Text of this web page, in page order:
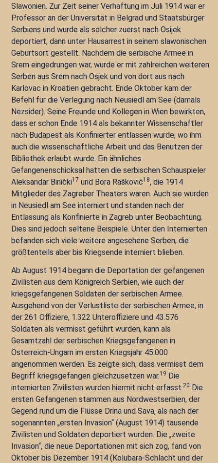
Slawonien. Zur Zeit seiner Verhaftung im Juli 1914 war er
Professor an der Universität in Belgrad und Staatsbürger
Serbiens und wurde als solcher zuerst nach Osijek
deportiert, dann unter Hausarrest in seinem slawonischen
Geburtsort gestellt. Nachdem die serbische Armee in
Srem eingedrungen war, wurde er mit zahlreichen weiteren
Serben aus Srem nach Osjek und von dort aus nach
Karlovac in Kroatien gebracht. Ende Oktober kam der
Befehl für die Verlegung nach Neusiedl am See (damals
Nezsider). Seine Freunde und Kollegen in Wien bewirkten,
dass er schon Ende 1914 als bekannter Wissenschaftler
nach Budapest als Konfinierter entlassen wurde, wo ihm
auch die wissenschaftliche Arbeit und das Benutzen der
Bibliothek erlaubt wurde. Ein ähnliches
Gefangenenschicksal hatten die serbischen Schauspieler
Aleksandar Binički17 und Bora Rašković18, die 1914
Mitglieder des Zagreber Theaters waren. Auch sie wurden
in Neusiedl am See interniert und standen nach der
Entlassung als Konfinierte in Zagreb unter Beobachtung.
Dies sind jedoch seltene Beispiele. Unter den Internierten
befanden sich viele weitere angesehene Serben, die
größtenteils aber bis Kriegsende interniert blieben.
Ab August 1914 begann die Deportation der gefangenen
Zivilisten aus dem Königreich Serbien, wie auch der
kriegsgefangenen Soldaten der serbischen Armee.
Ausgehend von der Verlustliste der serbischen Armee, in
der 261 Offiziere, 1.322 Unteroffiziere und 43.576
Soldaten als vermisst geführt wurden, kann als
Gesamtzahl der serbischen Kriegsgefangenen in
Österreich-Ungarn im ersten Kriegsjahr 45.000
angenommen werden. Es zeigte sich, dass vermisst dem
Begriff kriegsgefangen gleichzusetzen war.19 Die
internierten Zivilisten wurden hiermit nicht erfasst.20 Die
ersten Gefangenen stammen aus Nordwestserbien, der
Gegend rund um die Flüsse Drina und Sava, als nach der
sogenannten „ersten Invasion“ (August 1914) tausende
Zivilisten und Soldaten deportiert wurden. Die „zweite
Invasion“, die neue Deportationen mit sich zog, fand von
Oktober bis Dezember 1914 (Kolubara-Schlacht und der